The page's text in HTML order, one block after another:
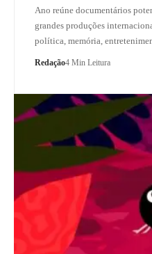
Ano reúne documentários
grandes produções
política, memória,
Redação4 Min Leitura